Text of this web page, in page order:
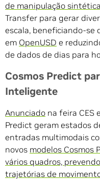
de manipulação sintética
Transfer para gerar
escala, beneficiando-se
em OpenUSD e
de dados de dias para
Cosmos Predict
Inteligente
Anunciado na feira CES
Predict geram estados
entradas multimodais
novos modelos Cosmos
vários quadros,
trajetórias de